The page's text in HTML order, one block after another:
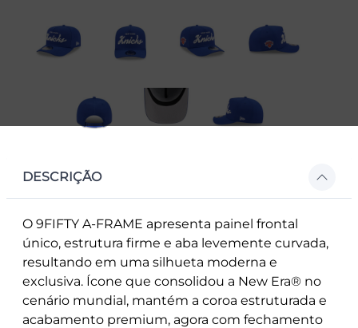
DESCRIÇÃO
O 9FIFTY A-FRAME apresenta painel frontal
único, estrutura firme e aba levemente curvada,
resultando em uma silhueta moderna e
exclusiva. Ícone que consolidou a New Era® no
cenário mundial, mantém a coroa estruturada e
acabamento premium, agora com fechamento